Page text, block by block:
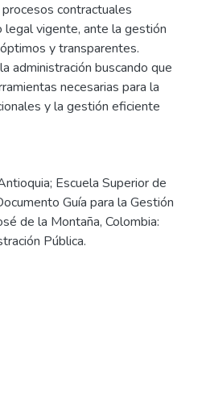
contractuales
legal vigente, ante la gestión
y transparentes.
administración buscando que
necesarias para la
y la gestión eficiente
Escuela Superior de
Guía para la Gestión
de la Montaña, Colombia:
Pública.